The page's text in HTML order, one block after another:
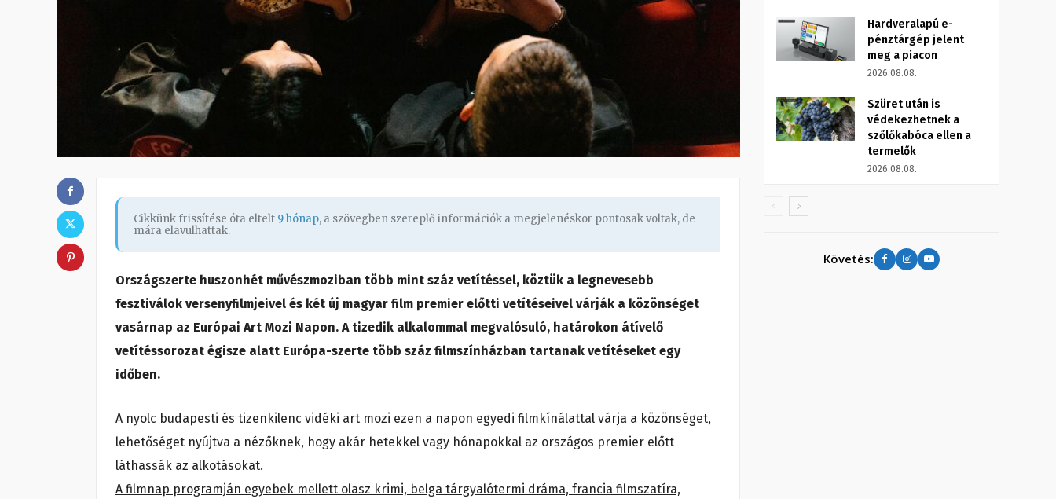
Cikkünk frissítése óta eltelt 9 hónap, a szövegben szereplő információk a megjelenéskor pontosak voltak, de
mára elavulhattak.
Országszerte huszonhét művészmoziban több mint száz vetítéssel, köztük a legnevesebb
fesztiválok versenyfilmjeivel és két új magyar film premier előtti vetítéseivel várják a közönséget
vasárnap az Európai Art Mozi Napon. A tizedik alkalommal megvalósuló, határokon átívelő
vetítéssorozat égisze alatt Európa-szerte több száz filmszínházban tartanak vetítéseket egy
időben.
A nyolc budapesti és tizenkilenc vidéki art mozi ezen a napon egyedi filmkínálattal várja a közönséget,
lehetőséget nyújtva a nézőknek, hogy akár hetekkel vagy hónapokkal az országos premier előtt
láthassák az alkotásokat.
A filmnap programján egyebek mellett olasz krimi, belga tárgyalótermi dráma, francia filmszatíra,
Hardveralapú e-
pénztárgép jelent
meg a piacon
2026.08.08.
Szüret után is
védekezhetnek a
szőlőkabóca ellen a
termelők
2026.08.08.
Követés: